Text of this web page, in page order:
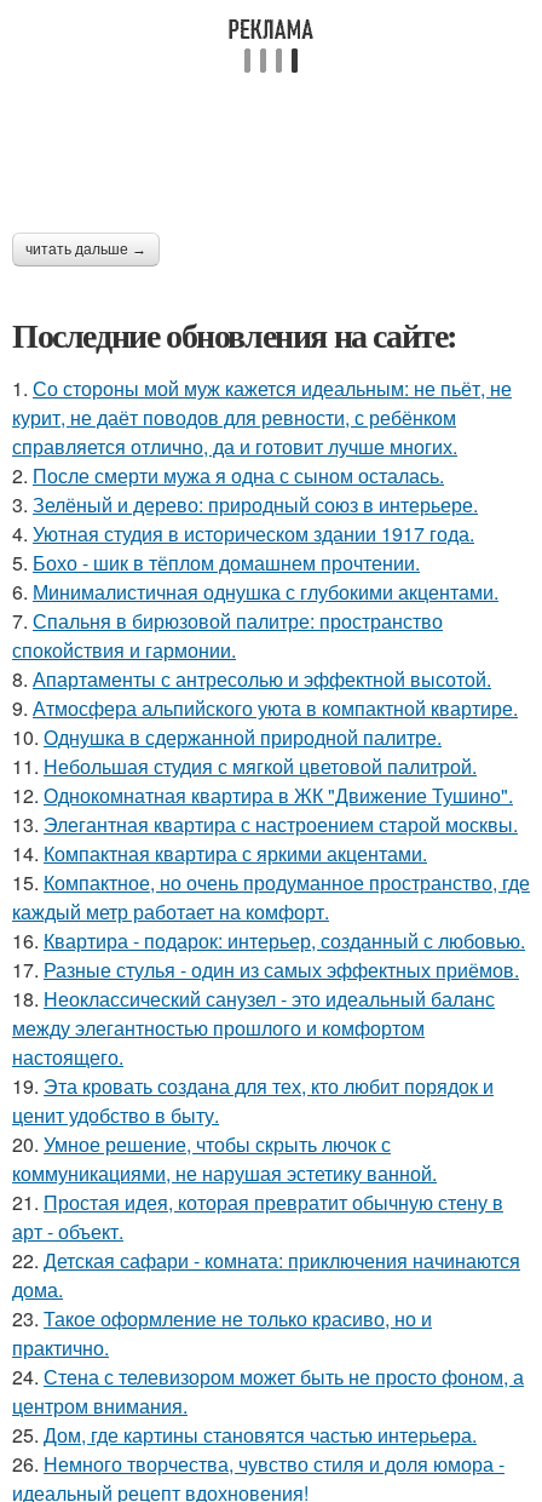
читать дальше →
Последние обновления на сайте:
1. Со стороны мой муж кажется идеальным: не пьёт, не
курит, не даёт поводов для ревности, с ребёнком
справляется отлично, да и готовит лучше многих.
2. После смерти мужа я одна с сыном осталась.
3. Зелёный и дерево: природный союз в интерьере.
4. Уютная студия в историческом здании 1917 года.
5. Бохо - шик в тёплом домашнем прочтении.
6. Минималистичная однушка с глубокими акцентами.
7. Спальня в бирюзовой палитре: пространство
спокойствия и гармонии.
8. Апартаменты с антресолью и эффектной высотой.
9. Атмосфера альпийского уюта в компактной квартире.
10. Однушка в сдержанной природной палитре.
11. Небольшая студия с мягкой цветовой палитрой.
12. Однокомнатная квартира в ЖК "Движение Тушино".
13. Элегантная квартира с настроением старой москвы.
14. Компактная квартира с яркими акцентами.
15. Компактное, но очень продуманное пространство, где
каждый метр работает на комфорт.
16. Квартира - подарок: интерьер, созданный с любовью.
17. Разные стулья - один из самых эффектных приёмов.
18. Неоклассический санузел - это идеальный баланс
между элегантностью прошлого и комфортом
настоящего.
19. Эта кровать создана для тех, кто любит порядок и
ценит удобство в быту.
20. Умное решение, чтобы скрыть лючок с
коммуникациями, не нарушая эстетику ванной.
21. Простая идея, которая превратит обычную стену в
арт - объект.
22. Детская сафари - комната: приключения начинаются
дома.
23. Такое оформление не только красиво, но и
практично.
24. Стена с телевизором может быть не просто фоном, а
центром внимания.
25. Дом, где картины становятся частью интерьера.
26. Немного творчества, чувство стиля и доля юмора -
идеальный рецепт вдохновения!